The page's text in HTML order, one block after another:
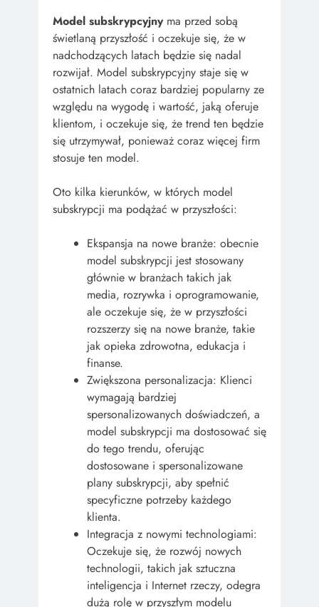
Model subskrypcyjny ma przed sobą
świetlaną przyszłość i oczekuje się, że w
nadchodzących latach będzie się nadal
rozwijał. Model subskrypcyjny staje się w
ostatnich latach coraz bardziej popularny ze
względu na wygodę i wartość, jaką oferuje
klientom, i oczekuje się, że trend ten będzie
się utrzymywał, ponieważ coraz więcej firm
stosuje ten model.
Oto kilka kierunków, w których model
subskrypcji ma podążać w przyszłości:
Ekspansja na nowe branże: obecnie
model subskrypcji jest stosowany
głównie w branżach takich jak
media, rozrywka i oprogramowanie,
ale oczekuje się, że w przyszłości
rozszerzy się na nowe branże, takie
jak opieka zdrowotna, edukacja i
finanse.
Zwiększona personalizacja: Klienci
wymagają bardziej
spersonalizowanych doświadczeń, a
model subskrypcji ma dostosować się
do tego trendu, oferując
dostosowane i spersonalizowane
plany subskrypcji, aby spełnić
specyficzne potrzeby każdego
klienta.
Integracja z nowymi technologiami:
Oczekuje się, że rozwój nowych
technologii, takich jak sztuczna
inteligencja i Internet rzeczy, odegra
dużą rolę w przyszłym modelu